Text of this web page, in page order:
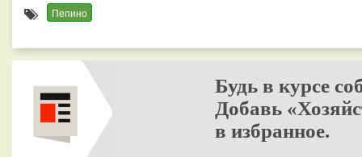
Пепино
Будь в курсе
Добавь
в избранное.